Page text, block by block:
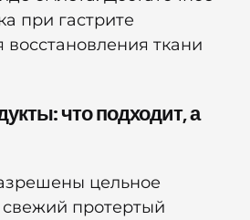
при гастрите
ткани
что подходит, а
цельное
свежий протертый